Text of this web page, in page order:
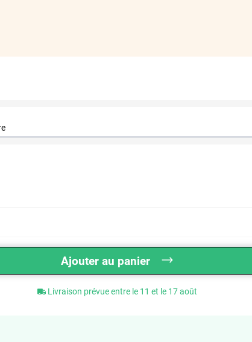
Ajouter au panier
Livraison prévue entre le 11 et le 17 août